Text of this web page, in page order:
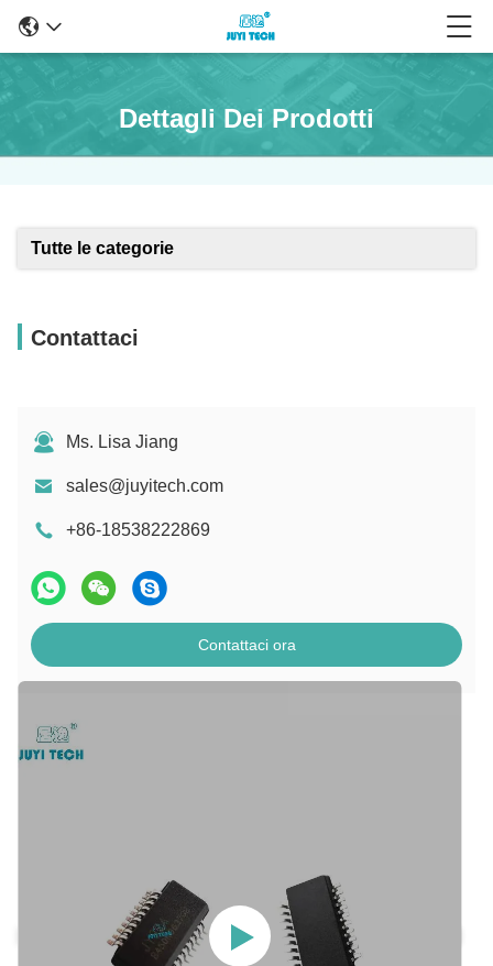
Dettagli Dei Prodotti
Tutte le categorie
Contattaci
Ms. Lisa Jiang
sales@juyitech.com
+86-18538222869
Contattaci ora